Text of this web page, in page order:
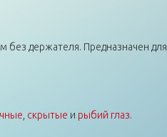
держателя. Предназначен для
скрытые и рыбий глаз.